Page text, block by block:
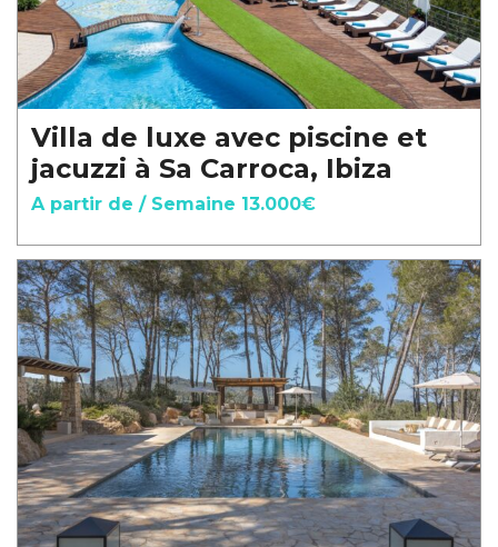
Villa de luxe avec piscine et
jacuzzi à Sa Carroca, Ibiza
A partir de / Semaine 13.000€